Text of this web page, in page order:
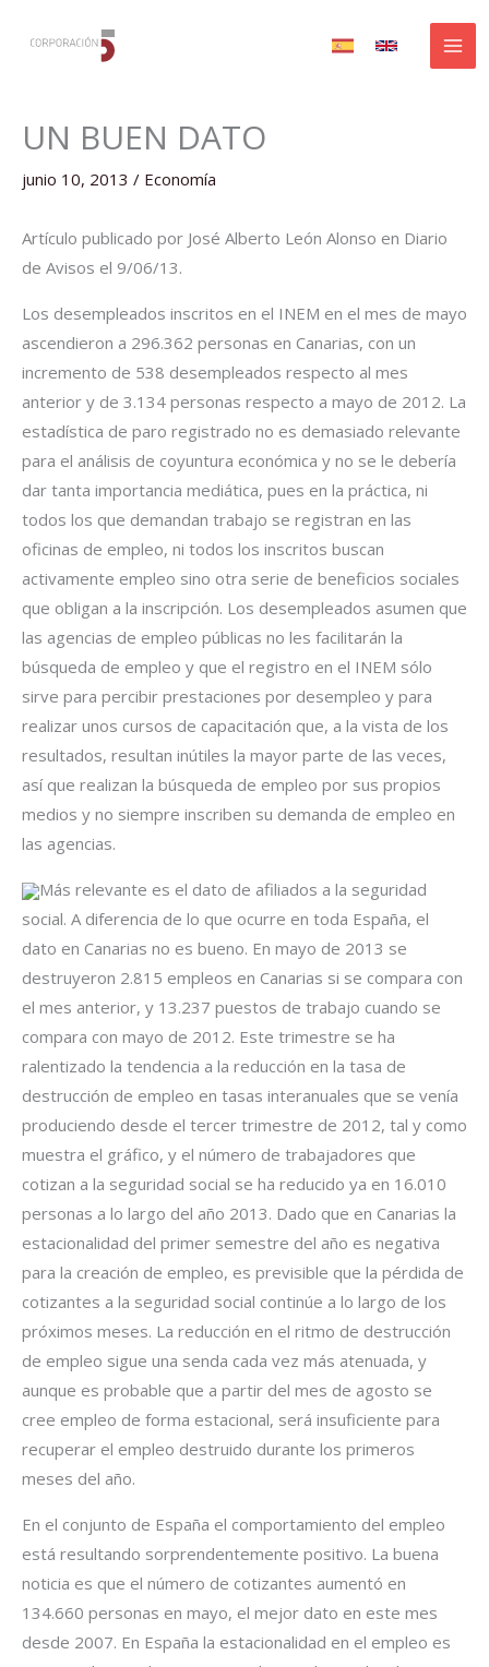
UN BUEN DATO
junio 10, 2013 / Economía
Artículo publicado por José Alberto León Alonso en Diario
de Avisos el 9/06/13.
Los desempleados inscritos en el INEM en el mes de mayo
ascendieron a 296.362 personas en Canarias, con un
incremento de 538 desempleados respecto al mes
anterior y de 3.134 personas respecto a mayo de 2012. La
estadística de paro registrado no es demasiado relevante
para el análisis de coyuntura económica y no se le debería
dar tanta importancia mediática, pues en la práctica, ni
todos los que demandan trabajo se registran en las
oficinas de empleo, ni todos los inscritos buscan
activamente empleo sino otra serie de beneficios sociales
que obligan a la inscripción. Los desempleados asumen que
las agencias de empleo públicas no les facilitarán la
búsqueda de empleo y que el registro en el INEM sólo
sirve para percibir prestaciones por desempleo y para
realizar unos cursos de capacitación que, a la vista de los
resultados, resultan inútiles la mayor parte de las veces,
así que realizan la búsqueda de empleo por sus propios
medios y no siempre inscriben su demanda de empleo en
las agencias.
Más relevante es el dato de afiliados a la seguridad
social. A diferencia de lo que ocurre en toda España, el
dato en Canarias no es bueno. En mayo de 2013 se
destruyeron 2.815 empleos en Canarias si se compara con
el mes anterior, y 13.237 puestos de trabajo cuando se
compara con mayo de 2012. Este trimestre se ha
ralentizado la tendencia a la reducción en la tasa de
destrucción de empleo en tasas interanuales que se venía
produciendo desde el tercer trimestre de 2012, tal y como
muestra el gráfico, y el número de trabajadores que
cotizan a la seguridad social se ha reducido ya en 16.010
personas a lo largo del año 2013. Dado que en Canarias la
estacionalidad del primer semestre del año es negativa
para la creación de empleo, es previsible que la pérdida de
cotizantes a la seguridad social continúe a lo largo de los
próximos meses. La reducción en el ritmo de destrucción
de empleo sigue una senda cada vez más atenuada, y
aunque es probable que a partir del mes de agosto se
cree empleo de forma estacional, será insuficiente para
recuperar el empleo destruido durante los primeros
meses del año.
En el conjunto de España el comportamiento del empleo
está resultando sorprendentemente positivo. La buena
noticia es que el número de cotizantes aumentó en
134.660 personas en mayo, el mejor dato en este mes
desde 2007. En España la estacionalidad en el empleo es